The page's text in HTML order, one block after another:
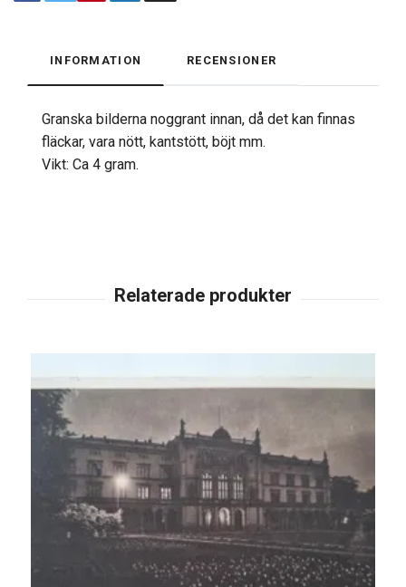
INFORMATION RECENSIONER
Granska bilderna noggrant innan, då det kan finnas
fläckar, vara nött, kantstött, böjt mm.
Vikt: Ca 4 gram.